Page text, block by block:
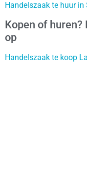
Handelszaak te huur
Kopen of huren?
op
Handelszaak te koop